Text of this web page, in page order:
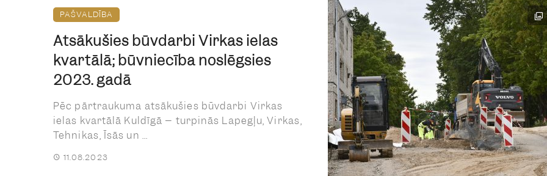
PAŠVALDĪBA
Atsākušies būvdarbi Virkas ielas
kvartālā; būvniecība noslēgsies
2023. gadā
Pēc pārtraukuma atsākušies būvdarbi Virkas
ielas kvartālā Kuldīgā – turpinās Lapegļu, Virkas,
Tehnikas, Īsās un ...
11.08.2023